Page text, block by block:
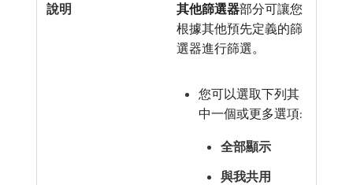
其他篩選器​部分可讓您
根據其他預先定義的篩
選器進行篩選。
您可以選取下列其
中一個或更多選項:
全部顯示
與我共用